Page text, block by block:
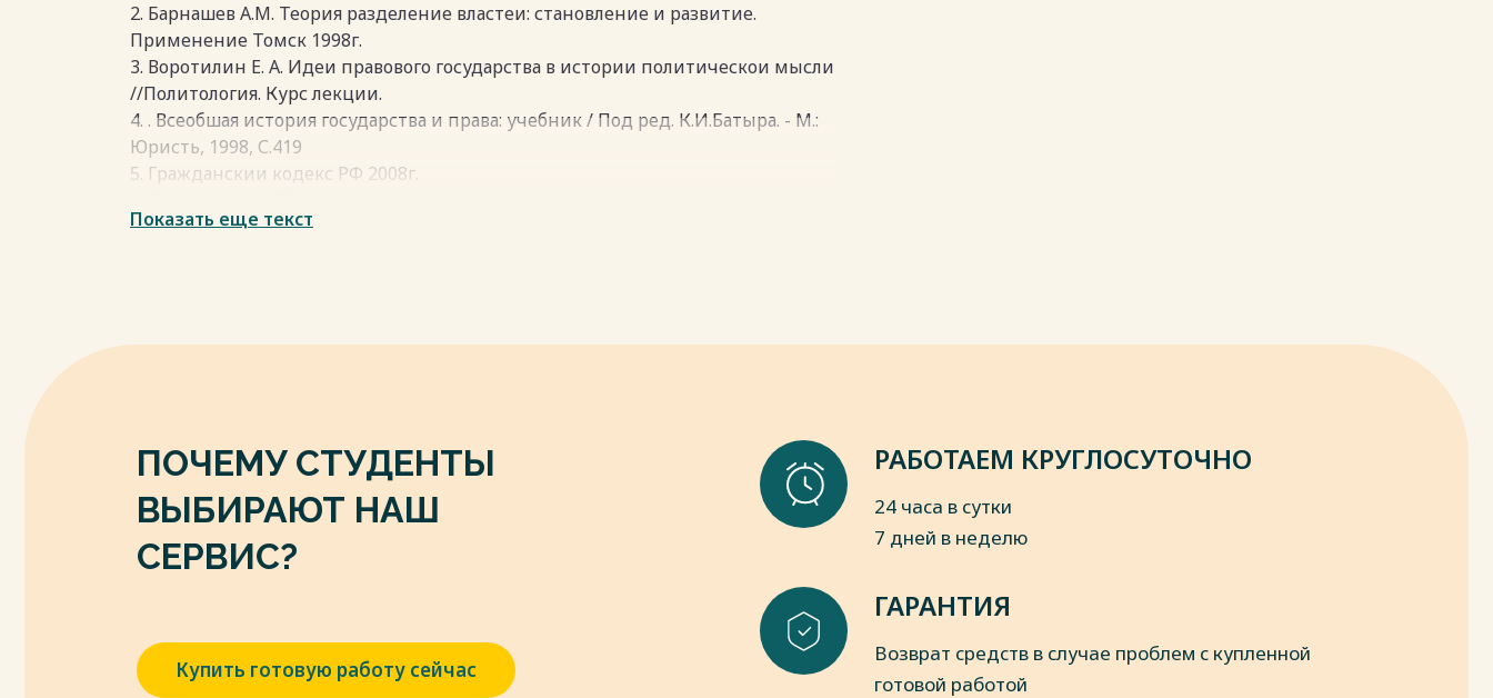
Весь текст будет доступенпосле покупки
Весь текст будет доступенпосле покупки
2. Барнашев А.М. Теория разделение властеи: становление и развитие.
Применение Томск 1998г.
3. Воротилин Е. А. Идеи правового государства в истории политическои мысли
//Политология. Курс лекции.
4. . Всеобшая история государства и права: учебник / Под ред. К.И.Батыра. - М.:
Юристь, 1998, С.419
5. Гражданскии кодекс РФ 2008г.
философии. М. 1991г. - № 3
Показать еще текст
ПОЧЕМУ СТУДЕНТЫ
ВЫБИРАЮТ НАШ
СЕРВИС?
Купить готовую работу сейчас
РАБОТАЕМ КРУГЛОСУТОЧНО
24 часа в сутки
7 дней в неделю
ГАРАНТИЯ
Возврат средств в случае проблем с купленной
готовой работой